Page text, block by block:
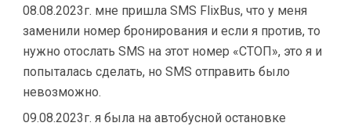
08.08.2023г. мне пришла SMS FlixBus, что у меня
заменили номер бронирования и если я против, то
нужно отослать SMS на этот номер «СТОП», это я и
попыталась сделать, но SMS отправить было
невозможно.
09.08.2023г. я была на автобусной остановке